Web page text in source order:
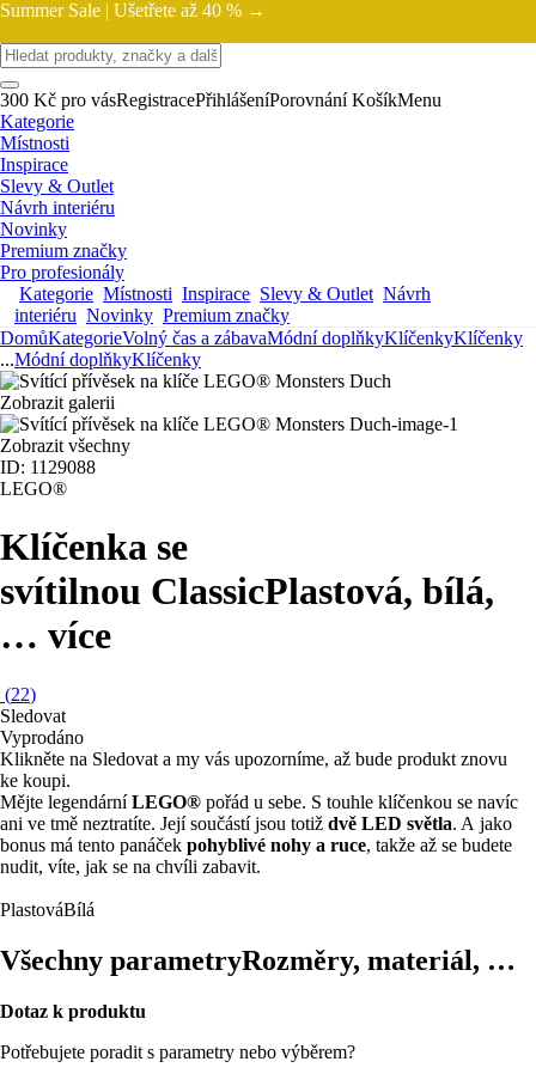
Summer Sale | Ušetřete až 40 % →
300 Kč pro vásRegistracePřihlášeníPorovnání KošíkMenu
Kategorie
Místnosti
Inspirace
Slevy & Outlet
Návrh interiéru
Novinky
Premium značky
Pro profesionály
Kategorie Místnosti Inspirace Slevy & Outlet Návrh
interiéru Novinky Premium značky
DomůKategorieVolný čas a zábavaMódní doplňkyKlíčenkyKlíčenky
...Módní doplňkyKlíčenky
Zobrazit galerii
Zobrazit všechny
ID: 1129088
LEGO®
Klíčenka se
svítilnou ClassicPlastová, bílá,
… více
(22)
Sledovat
Vyprodáno
Klikněte na Sledovat a my vás upozorníme, až bude produkt znovu
ke koupi.
Mějte legendárníLEGO® pořád u sebe. S touhle klíčenkou se navíc
ani ve tmě neztratíte. Její součástí jsou totiž dvě LED světla. A jako
bonus má tento panáček pohyblivé nohy a ruce, takže až se budete
nudit, víte, jak se na chvíli zabavit.
PlastováBílá
Všechny parametryRozměry, materiál, …
Dotaz k produktu
Potřebujete poradit s parametry nebo výběrem?